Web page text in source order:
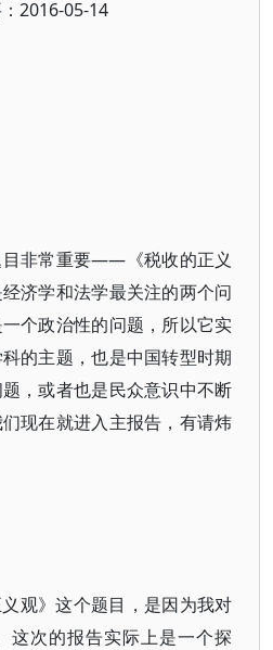
2016-05-14
目非常重要——《税收的正义
济学和法学最关注的两个问
个政治性的问题，所以它实
的主题，也是中国转型时期
，或者也是民众意识中不断
现在就进入主报告，有请炜
观》这个题目，是因为我对
这次的报告实际上是一个探